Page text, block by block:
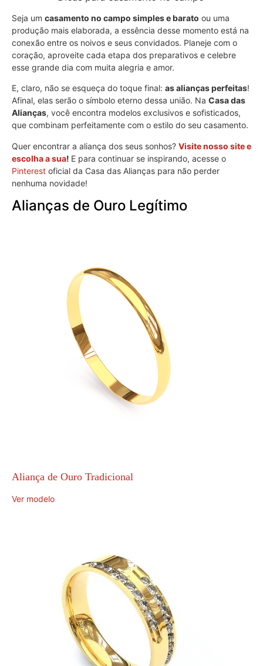
Seja um casamento no campo simples e barato ou uma
produção mais elaborada, a essência desse momento está na
conexão entre os noivos e seus convidados. Planeje com o
coração, aproveite cada etapa dos preparativos e celebre
esse grande dia com muita alegria e amor.
E, claro, não se esqueça do toque final: as alianças perfeitas!
Afinal, elas serão o símbolo eterno dessa união. Na Casa das
Alianças, você encontra modelos exclusivos e sofisticados,
que combinam perfeitamente com o estilo do seu casamento.
Quer encontrar a aliança dos seus sonhos? Visite nosso site e
escolha a sua! E para continuar se inspirando, acesse o
Pinterest oficial da Casa das Alianças para não perder
nenhuma novidade!
Alianças de Ouro Legítimo
Aliança de Ouro Tradicional
Ver modelo